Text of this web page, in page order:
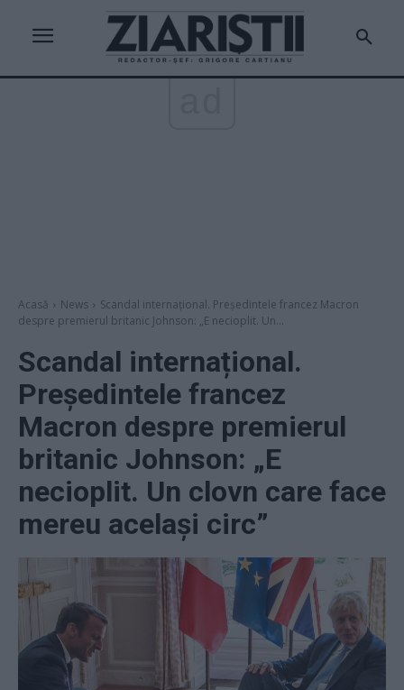
Acasă News
Scandal internațional. Președintele francez Macron
despre premierul britanic Johnson: „E necioplit. Un...
Scandal internațional.
Președintele francez
Macron despre premierul
britanic Johnson: „E
necioplit. Un clovn care face
mereu același circ”